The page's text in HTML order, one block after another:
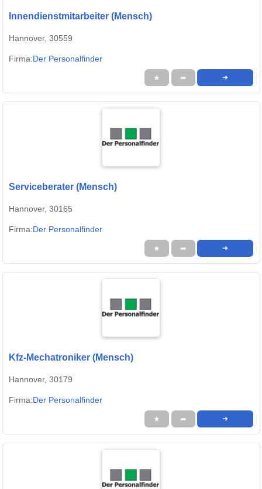
Innendienstmitarbeiter (Mensch)
Hannover, 30559
Firma:Der Personalfinder
★ ➦ ➜
Serviceberater (Mensch)
Hannover, 30165
Firma:Der Personalfinder
★ ➦ ➜
Kfz-Mechatroniker (Mensch)
Hannover, 30179
Firma:Der Personalfinder
★ ➦ ➜